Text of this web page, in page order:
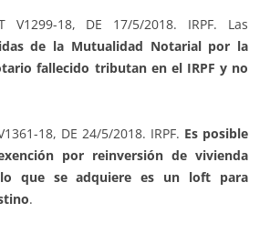
V1299-18, DE 17/5/2018. IRPF. Las
de la Mutualidad Notarial por la
fallecido tributan en el IRPF y no
18, DE 24/5/2018. IRPF. Es posible
por reinversión de vivienda
que se adquiere es un loft para
.